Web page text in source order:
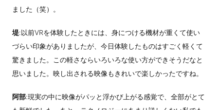
ました（笑）。
堤:以前VRを体験したときには、身につける機材が重くて使い
づらい印象がありましたが、今日体験したものはすごく軽くて
驚きました。この軽さならいろいろな使い方ができそうだなと
思いました。映し出される映像もきれいで楽しかったですね。
阿部:現実の中に映像がパッと浮かび上がる感覚で、全部がとて